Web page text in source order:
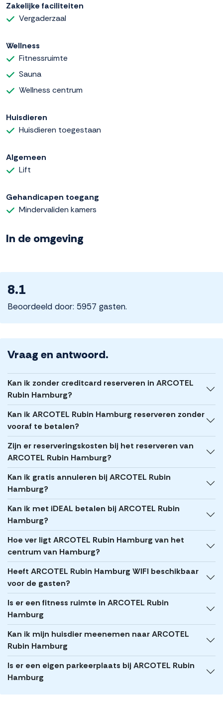
Zakelijke faciliteiten
Vergaderzaal
Wellness
Fitnessruimte
Sauna
Wellness centrum
Huisdieren
Huisdieren toegestaan
Algemeen
Lift
Gehandicapen toegang
Mindervaliden kamers
In de omgeving
8.1
Beoordeeld door: 5957 gasten.
Vraag en antwoord.
Kan ik zonder creditcard reserveren in ARCOTEL
Rubin Hamburg?
Kan ik ARCOTEL Rubin Hamburg reserveren zonder
vooraf te betalen?
Zijn er reserveringskosten bij het reserveren van
ARCOTEL Rubin Hamburg?
Kan ik gratis annuleren bij ARCOTEL Rubin
Hamburg?
Kan ik met iDEAL betalen bij ARCOTEL Rubin
Hamburg?
Hoe ver ligt ARCOTEL Rubin Hamburg van het
centrum van Hamburg?
Heeft ARCOTEL Rubin Hamburg WIFI beschikbaar
voor de gasten?
Is er een fitness ruimte in ARCOTEL Rubin
Hamburg
Kan ik mijn huisdier meenemen naar ARCOTEL
Rubin Hamburg
Is er een eigen parkeerplaats bij ARCOTEL Rubin
Hamburg